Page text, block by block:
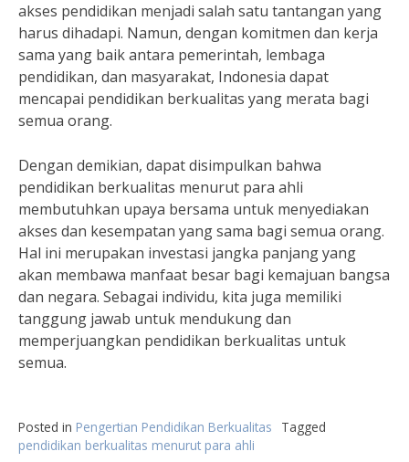
akses pendidikan menjadi salah satu tantangan yang
harus dihadapi. Namun, dengan komitmen dan kerja
sama yang baik antara pemerintah, lembaga
pendidikan, dan masyarakat, Indonesia dapat
mencapai pendidikan berkualitas yang merata bagi
semua orang.
Dengan demikian, dapat disimpulkan bahwa
pendidikan berkualitas menurut para ahli
membutuhkan upaya bersama untuk menyediakan
akses dan kesempatan yang sama bagi semua orang.
Hal ini merupakan investasi jangka panjang yang
akan membawa manfaat besar bagi kemajuan bangsa
dan negara. Sebagai individu, kita juga memiliki
tanggung jawab untuk mendukung dan
memperjuangkan pendidikan berkualitas untuk
semua.
Posted in Pengertian Pendidikan Berkualitas
Tagged
pendidikan berkualitas menurut para ahli